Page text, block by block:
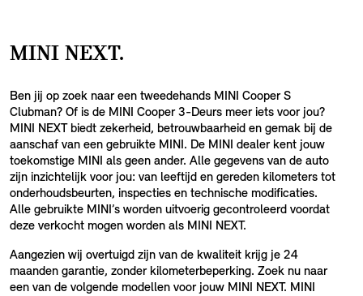
MINI NEXT.
Ben jij op zoek naar een tweedehands MINI Cooper S
Clubman? Of is de MINI Cooper 3-Deurs meer iets voor jou?
MINI NEXT biedt zekerheid, betrouwbaarheid en gemak bij de
aanschaf van een gebruikte MINI. De MINI dealer kent jouw
toekomstige MINI als geen ander. Alle gegevens van de auto
zijn inzichtelijk voor jou: van leeftijd en gereden kilometers tot
onderhoudsbeurten, inspecties en technische modificaties.
Alle gebruikte MINI’s worden uitvoerig gecontroleerd voordat
deze verkocht mogen worden als MINI NEXT.
Aangezien wij overtuigd zijn van de kwaliteit krijg je 24
maanden garantie, zonder kilometerbeperking. Zoek nu naar
een van de volgende modellen voor jouw MINI NEXT. MINI